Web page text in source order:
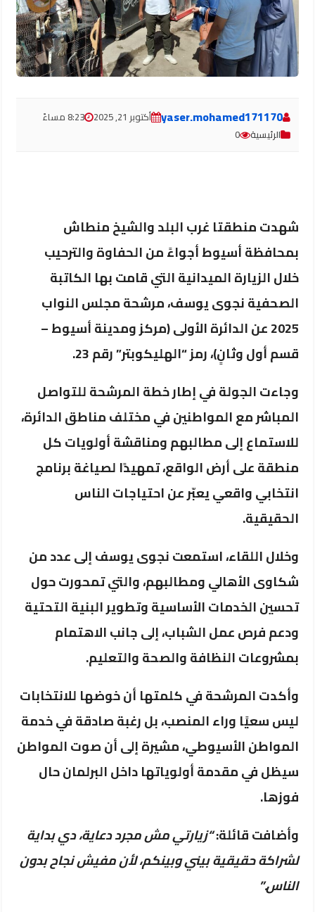
yaser.mohamed171170 أكتوبر 21, 2025
8:23 مساءً
الرئيسية
0
شهدت منطقتا غرب البلد والشيخ منطاش
بمحافظة أسيوط أجواءً من الحفاوة والترحيب
خلال الزيارة الميدانية التي قامت بها الكاتبة
الصحفية نجوى يوسف، مرشحة مجلس النواب
2025 عن الدائرة الأولى (مركز ومدينة أسيوط –
قسم أول وثانٍ)، رمز “الهليكوبتر” رقم 23.
وجاءت الجولة في إطار خطة المرشحة للتواصل
المباشر مع المواطنين في مختلف مناطق الدائرة،
للاستماع إلى مطالبهم ومناقشة أولويات كل
منطقة على أرض الواقع، تمهيدًا لصياغة برنامج
انتخابي واقعي يعبّر عن احتياجات الناس
الحقيقية.
وخلال اللقاء، استمعت نجوى يوسف إلى عدد من
شكاوى الأهالي ومطالبهم، والتي تمحورت حول
تحسين الخدمات الأساسية وتطوير البنية التحتية
ودعم فرص عمل الشباب، إلى جانب الاهتمام
بمشروعات النظافة والصحة والتعليم.
وأكدت المرشحة في كلمتها أن خوضها للانتخابات
ليس سعيًا وراء المنصب، بل رغبة صادقة في خدمة
المواطن الأسيوطي، مشيرة إلى أن صوت المواطن
سيظل في مقدمة أولوياتها داخل البرلمان حال
فوزها.
وأضافت قائلة:“زيارتي مش مجرد دعاية، دي بداية
لشراكة حقيقية بيني وبينكم، لأن مفيش نجاح بدون
الناس.”